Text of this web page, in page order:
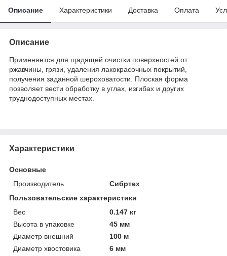
Описание Характеристики Доставка Оплата
Описание
Применяется для щадящей очистки поверхностей от
ржавчины, грязи, удаления лакокрасочных покрытий,
получения заданной шероховатости. Плоская форма
позволяет вести обработку в углах, изгибах и других
труднодоступных местах.
Характеристики
Основные
Производитель
Сибртех
Пользовательские характеристики
Вес
0.147 кг
Высота в упаковке
45 мм
Диаметр внешний
100 м
Диаметр хвостовика
6 мм